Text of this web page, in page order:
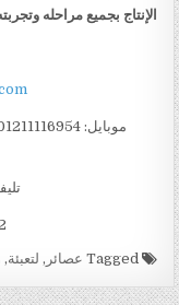
الإنتاج بجميع مراحله
Tagged عصائر , لتعبئة,